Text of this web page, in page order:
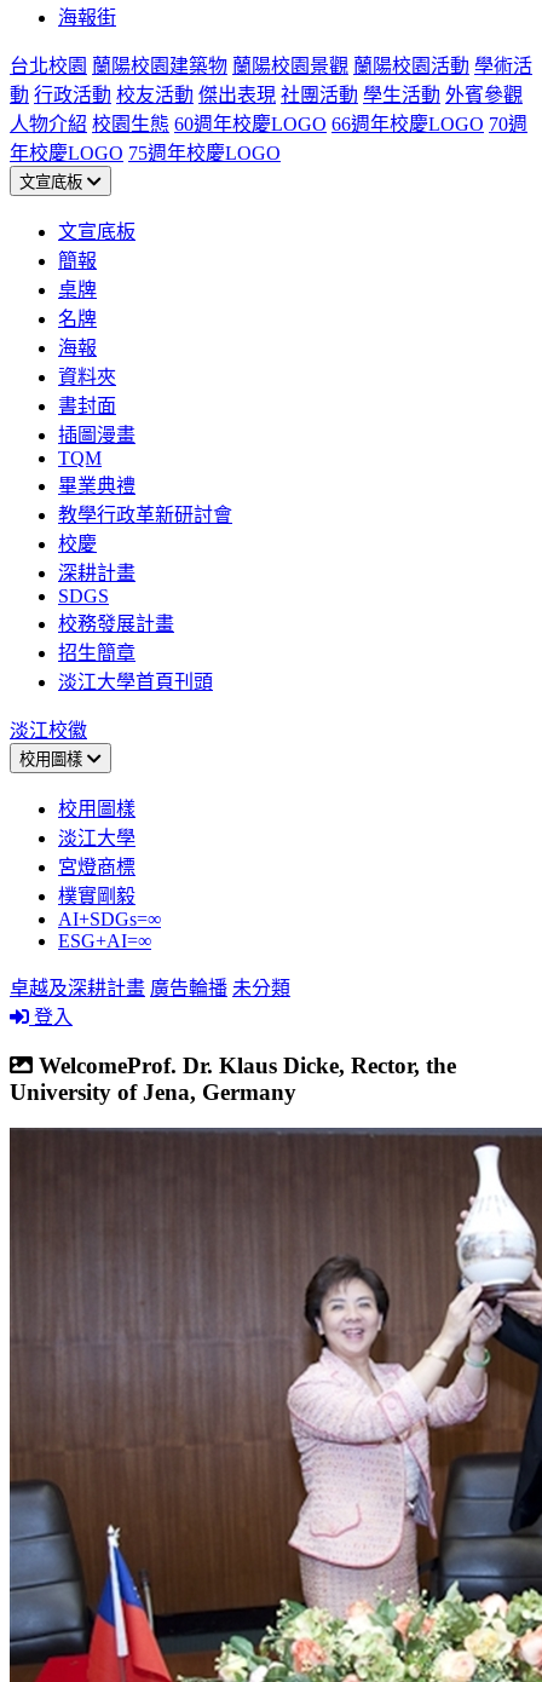
海報街
台北校園 蘭陽校園建築物 蘭陽校園景觀 蘭陽校園活動 學術活
動 行政活動 校友活動 傑出表現 社團活動 學生活動 外賓參觀
人物介紹 校園生態 60週年校慶LOGO 66週年校慶LOGO 70週
年校慶LOGO 75週年校慶LOGO
文宣底板
文宣底板
簡報
桌牌
名牌
海報
資料夾
書封面
插圖漫畫
TQM
畢業典禮
教學行政革新研討會
校慶
深耕計畫
SDGS
校務發展計畫
招生簡章
淡江大學首頁刊頭
淡江校徽
校用圖樣
校用圖樣
淡江大學
宮燈商標
樸實剛毅
AI+SDGs=∞
ESG+AI=∞
卓越及深耕計畫 廣告輪播 未分類
登入
WelcomeProf. Dr. Klaus Dicke, Rector, the
University of Jena, Germany